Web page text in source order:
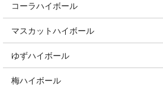
コーラハイボール
マスカットハイボール
ゆずハイボール
梅ハイボール